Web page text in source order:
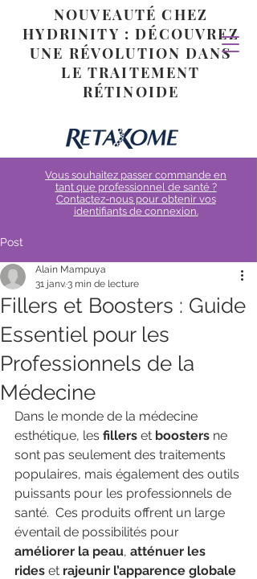
Vous souhaitez passer commande en
tant que professionnel de santé ?
Contactez-nous pour obtenir vos
identifiants de connexion.
NOUVEAUTÉ CHEZ
HYDRINITY : DÉCOUVREZ
UNE RÉVOLUTION DANS
LE TRAITEMENT
RÉTINOIDE
Post
Fillers et Boosters : Guide
Essentiel pour les
Professionnels de la
Médecine
Alain Mampuya
31 janv.3 min de lecture
Dans le monde de la médecine
esthétique, les fillers et boosters ne
sont pas seulement des traitements
populaires, mais également des outils
puissants pour les professionnels de
santé.  Ces produits offrent un large
éventail de possibilités pour
améliorer la peau, atténuer les
rides et rajeunir l’apparence globale